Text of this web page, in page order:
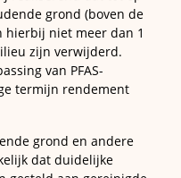
grond (boven de
hierbij niet meer dan 1
zijn verwijderd.
van PFAS-
termijn rendement
grond en andere
dat duidelijke